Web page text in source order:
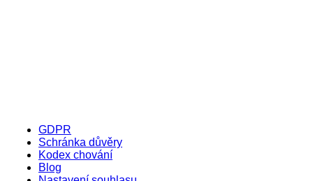
GDPR
Schránka důvěry
Kodex chování
Blog